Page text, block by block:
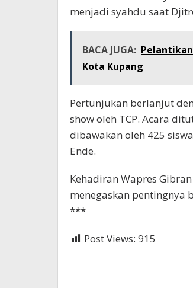
menjadi syahdu saat
BACA JUGA:
Kota Kupang
Pertunjukan berlanjut
show oleh TCP. Acara
dibawakan oleh 425
Ende.
Kehadiran Wapres
menegaskan pentingnya
***
Post Views: 915